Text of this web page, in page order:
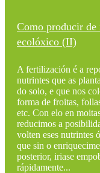
Como producir de
ecolóxico (II)
A fertilización é a
nutrintes que as
do solo, e que nos
forma de froitas,
etc. Con elo en
reducimos a
volten eses nutrintes
que sin o
posterior, iriase
rápidamente...